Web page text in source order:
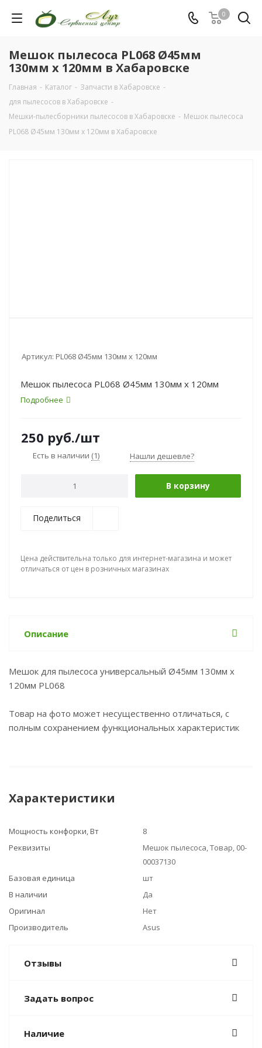
0
Мешок пылесоса PL068 Ø45мм
130мм x 120мм в Хабаровске
Главная - Каталог - Запчасти в Хабаровске -
для пылесосов в Хабаровске -
Мешки-пылесборники пылесосов в Хабаровске - Мешок пылесоса
PL068 Ø45мм 130мм x 120мм в Хабаровске
Артикул: PL068 Ø45мм 130мм x 120мм
Мешок пылесоса PL068 Ø45мм 130мм x 120мм
Подробнее
250 руб./шт
Есть в наличии (1) Нашли дешевле?
В корзину
Поделиться
Цена действительна только для интернет-магазина и может
отличаться от цен в розничных магазинах
Описание
Мешок для пылесоса универсальный Ø45мм 130мм x
120мм PL068
Товар на фото может несущественно отличаться, с
полным сохранением функциональных характеристик
Характеристики
Мощность конфорки, Вт
8
Реквизиты
Мешок пылесоса, Товар, 00-
00037130
Базовая единица
шт
В наличии
Да
Оригинал
Нет
Производитель
Asus
Отзывы
Задать вопрос
Наличие